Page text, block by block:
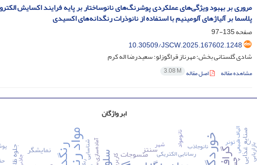
مروری بر بهبود ویژگی‌های عملکردی پوشرنگ‌های نانوساختار بر پایه فرایند اکسایش
پلاسما بر آلیاژهای آلومینیم با استفاده از نانوذرات رنگدانه‌های اکسیدی
صفحه135-97
10.30509/JSCW.2025.167602.1248
شادی گلستانی بخش؛ مهرناز قراگوزلو؛ سعیدرضا اله کرم
مشاهده مقاله اصل مقاله 3.08 M
ابر واژگان
خوردگی صنایع غذایی منسوجات نمایشگر سنتزشهر
رسانایی الکتریکی بازاریابی آماده‌سازی سطح نانوجاذب
جاذب
الیاف طبیعی نانومواد تونر شناسایی
کاربرد